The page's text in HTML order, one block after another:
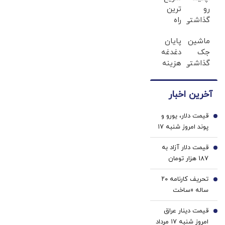
رو
گذاشتی
فروش
؟ اینجا
یک
ترین
راه
خودرو
اینجاست
✅
ماشین
جک
گذاشتی
؟ اینجا
و راحت
بفروش
پایان
دغدغه
هزینه
پزشکی
سفید
کننده
خانگی
آخرین اخبار
قیمت دلار، یورو و
پوند امروز شنبه ۱۷
مرداد 1405/ کاهش
قیمت دلار و یورو
1
قیمت دلار آزاد به
187 هزار تومان
رسید
2
تحریف کارنامه ۲۰
ساله «ساخت
سرپناه برای
کم‌درآمدها» |
3
قیمت دینار عراق
امروز شنبه ۱۷ مرداد
4